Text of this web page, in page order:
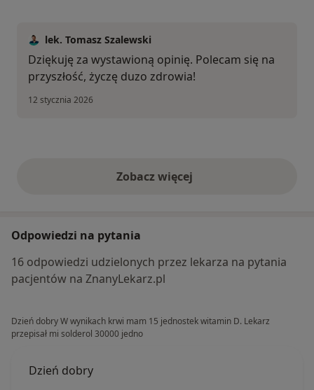
lek. Tomasz Szalewski
Dziękuję za wystawioną opinię. Polecam się na
przyszłość, życzę duzo zdrowia!
12 stycznia 2026
Zobacz więcejopinie powyżej
Odpowiedzi na pytania
16 odpowiedzi udzielonych przez lekarza na pytania
pacjentów na ZnanyLekarz.pl
Dzień dobry W wynikach krwi mam 15 jednostek witamin D. Lekarz
przepisał mi solderol 30000 jedno
Dzień dobry